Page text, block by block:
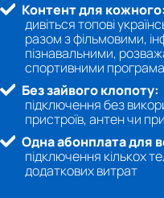
Контент для кожного:
дивіться топові
разом з фільмовими,
пізнавальними,
спортивними
Без зайвого клопоту:
підключення без
пристроїв, антен чи
Одна абонплата для
підключення кількох
додаткових витрат